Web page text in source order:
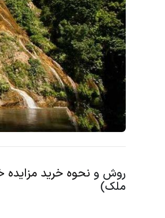
روش و نحوه خرید مزایده
ملک)